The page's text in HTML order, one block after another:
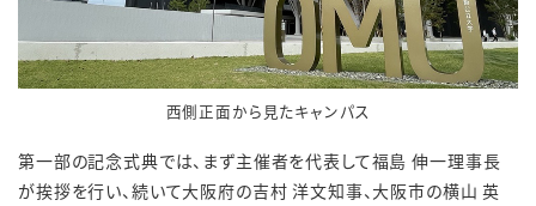
西側正面から見たキャンパス
第一部の記念式典では、まず主催者を代表して福島 伸一理事長
が挨拶を行い、続いて大阪府の吉村 洋文知事、大阪市の横山 英